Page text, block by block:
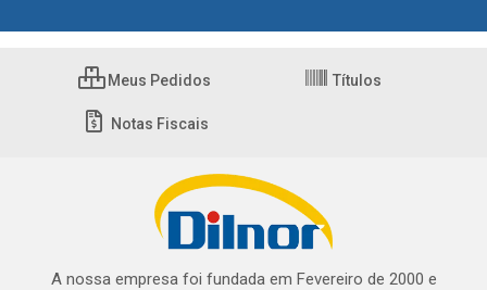
Meus Pedidos Títulos
Notas Fiscais
A nossa empresa foi fundada em Fevereiro de 2000 e